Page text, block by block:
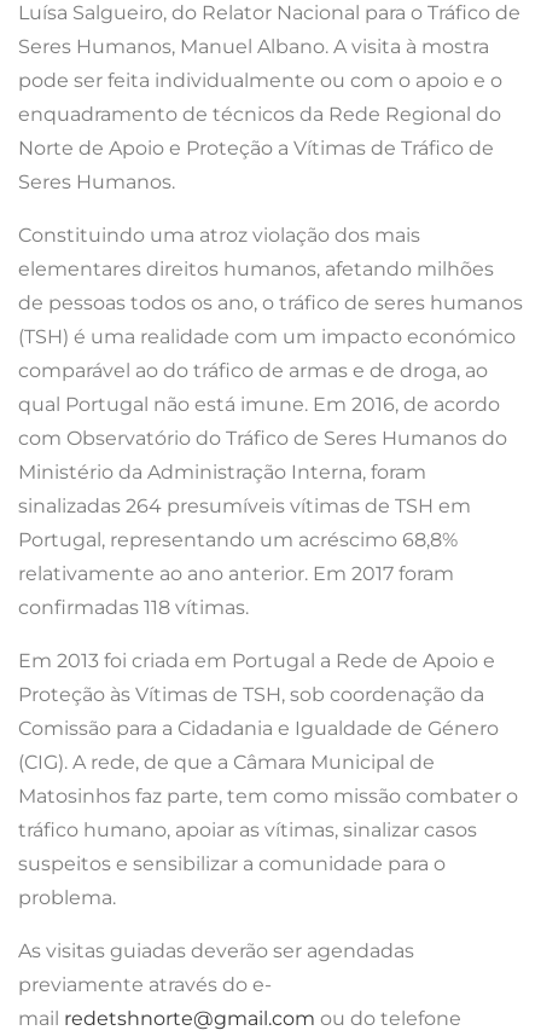
Luísa Salgueiro, do Relator Nacional para o Tráfico de
Seres Humanos, Manuel Albano. A visita à mostra
pode ser feita individualmente ou com o apoio e o
enquadramento de técnicos da Rede Regional do
Norte de Apoio e Proteção a Vítimas de Tráfico de
Seres Humanos.
Constituindo uma atroz violação dos mais
elementares direitos humanos, afetando milhões
de pessoas todos os ano, o tráfico de seres humanos
(TSH) é uma realidade com um impacto económico
comparável ao do tráfico de armas e de droga, ao
qual Portugal não está imune. Em 2016, de acordo
com Observatório do Tráfico de Seres Humanos do
Ministério da Administração Interna, foram
sinalizadas 264 presumíveis vítimas de TSH em
Portugal, representando um acréscimo 68,8%
relativamente ao ano anterior. Em 2017 foram
confirmadas 118 vítimas.
Em 2013 foi criada em Portugal a Rede de Apoio e
Proteção às Vítimas de TSH, sob coordenação da
Comissão para a Cidadania e Igualdade de Género
(CIG). A rede, de que a Câmara Municipal de
Matosinhos faz parte, tem como missão combater o
tráfico humano, apoiar as vítimas, sinalizar casos
suspeitos e sensibilizar a comunidade para o
problema.
As visitas guiadas deverão ser agendadas
previamente através do e-
mail redetshnorte@gmail.com ou do telefone